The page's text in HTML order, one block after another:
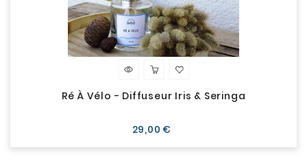
Ré À Vélo - Diffuseur Iris & Seringa
29,00 €